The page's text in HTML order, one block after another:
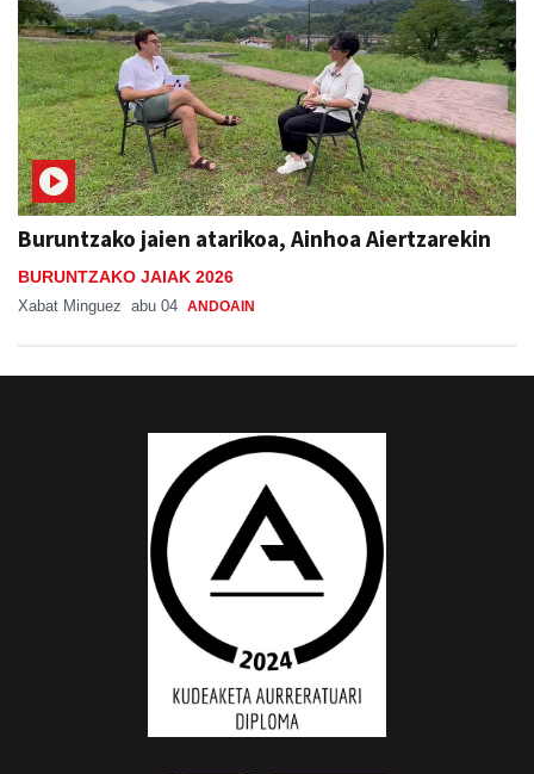
Buruntzako jaien atarikoa, Ainhoa Aiertzarekin
BURUNTZAKO JAIAK 2026
Xabat Minguez abu 04 ANDOAIN